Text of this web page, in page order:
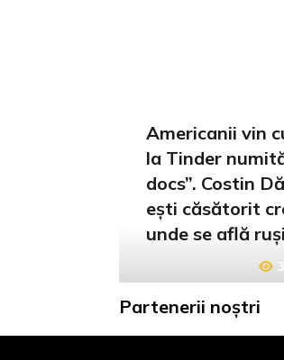
Americanii vin
la Tinder
docs”. Costin
ești căsătorit
unde se află
spune să stai,
prinde
Partenerii noștri